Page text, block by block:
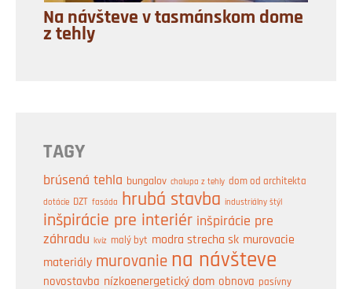
Na návšteve v tasmánskom dome
z tehly
TAGY
brúsená tehla bungalov chalupa z tehly dom od architekta
dotácie DZT fasáda hrubá stavba industriálny štýl
inšpirácie pre interiér inšpirácie pre
záhradu
kvíz malý byt modra strecha sk murovacie
materiály murovanie na návšteve
novostavba nízkoenergetický dom obnova pasívny